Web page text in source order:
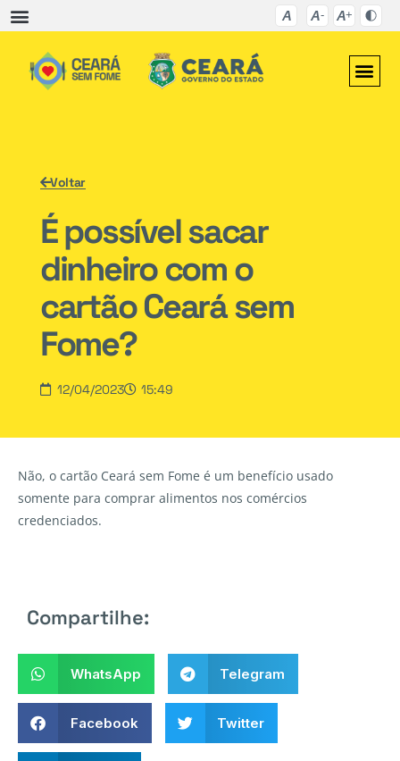
Voltar
É possível sacar
dinheiro com o
cartão Ceará sem
Fome?
12/04/2023 15:49
Não, o cartão Ceará sem Fome é um benefício usado
somente para comprar alimentos nos comércios
credenciados.
Compartilhe:
WhatsApp Telegram
Facebook Twitter